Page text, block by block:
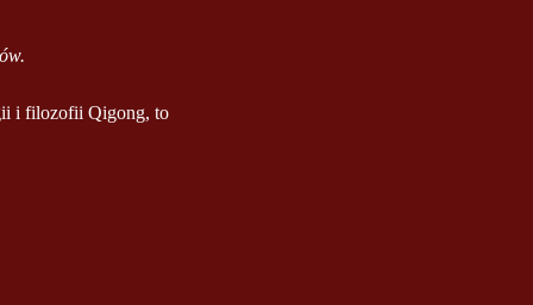
i filozofii Qigong, to